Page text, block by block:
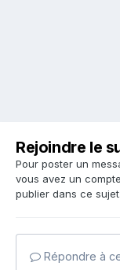
Rejoindre le
Pour poster un
vous avez un
publier dans ce sujet.
Répondre à